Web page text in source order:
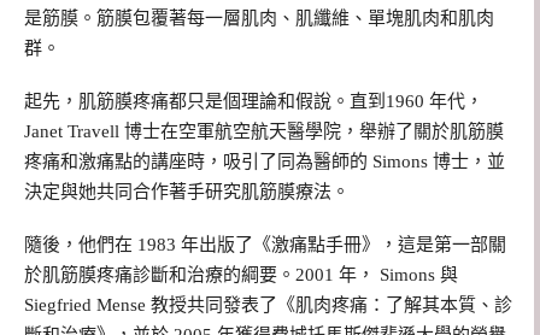
是筋膜。筋膜包覆著每一層肌肉、肌纖維、單塊肌肉和肌肉
群。
起先，肌筋膜疼痛都只是個理論和假說。直到1960 年代，
Janet Travell 博士在空軍航空航天醫學院，舉辦了關於肌筋膜
疼痛和激痛點的講座時，吸引了同為醫師的 Simons 博士，並
決定與她共同合作著手研究肌筋膜療法。
隨後，他們在 1983 年出版了《激痛點手冊》，這是第一部關
於肌筋膜疼痛診斷和治療的綱要。2001 年， Simons 與
Siegfried Mense 教授共同發表了《肌肉疼痛：了解其本質、診